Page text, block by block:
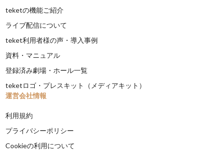
teketの機能ご紹介
ライブ配信について
teket利用者様の声・導入事例
資料・マニュアル
登録済み劇場・ホール一覧
teketロゴ・プレスキット（メディアキット）
運営会社情報
利用規約
プライバシーポリシー
Cookieの利用について